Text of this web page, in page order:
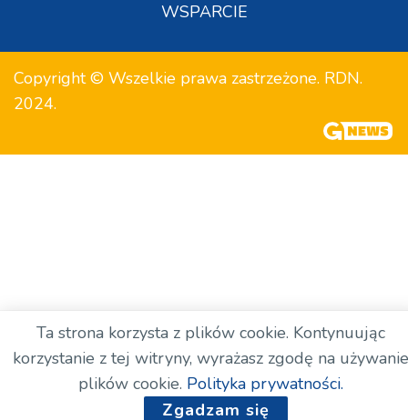
WSPARCIE
Copyright © Wszelkie prawa zastrzeżone. RDN.
2024.
Ta strona korzysta z plików cookie. Kontynuując
korzystanie z tej witryny, wyrażasz zgodę na używanie
plików cookie. Polityka prywatności.
Zgadzam się